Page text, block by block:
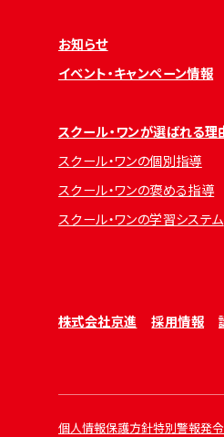
お知らせ
イベント・キャンペーン情報
スクール・ワンが選ばれる理
スクール・ワンの個別指導
スクール・ワンの褒める指導
スクール・ワンの学習システム
株式会社京進 採用情報
個人情報保護方針特別警報発